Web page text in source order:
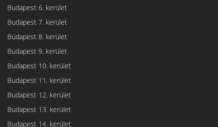
Budapest 6. kerület
Budapest 7. kerület
Budapest 8. kerület
Budapest 9. kerület
Budapest 10. kerület
Budapest 11. kerület
Budapest 12. kerület
Budapest 13. kerület
Budapest 14. kerület